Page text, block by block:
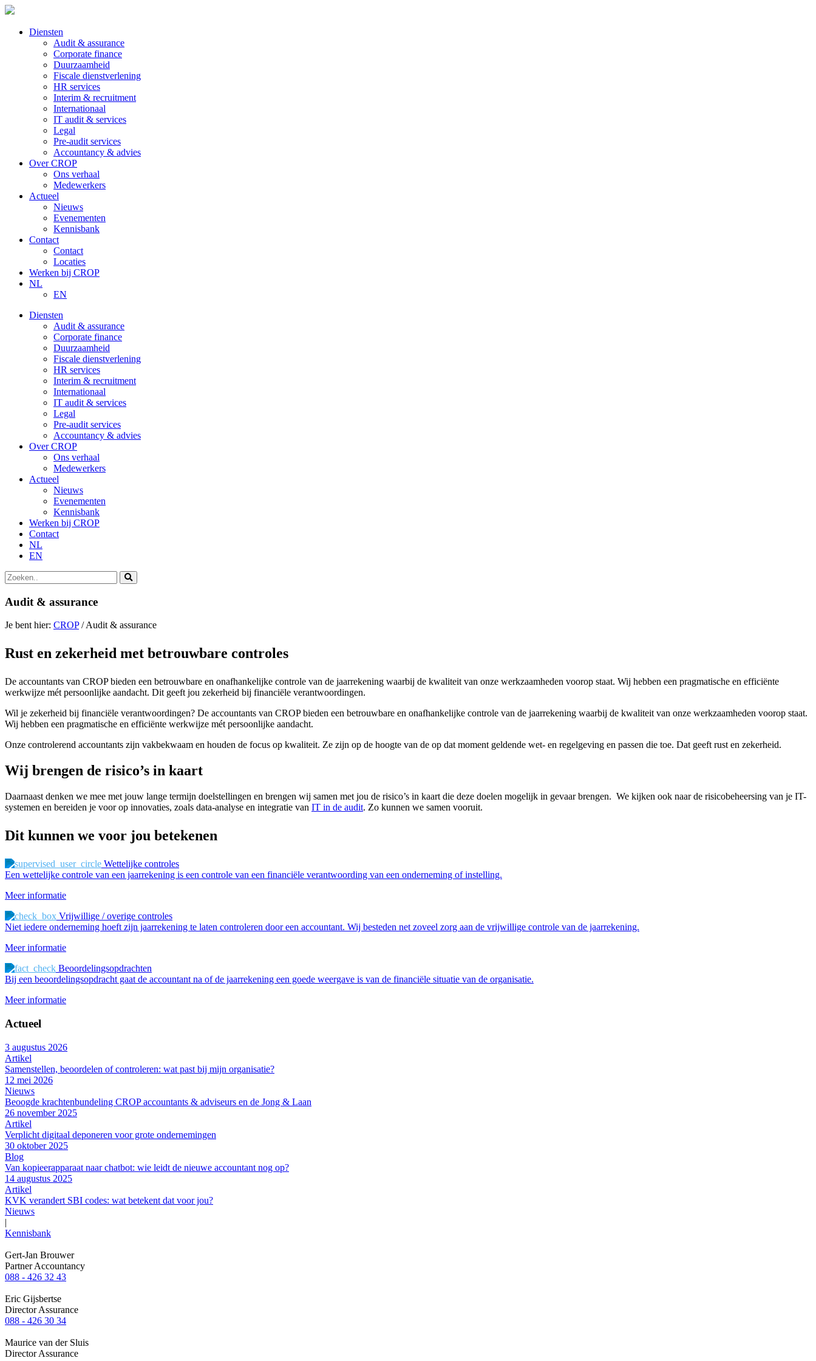
Diensten
Audit & assurance
Corporate finance
Duurzaamheid
Fiscale dienstverlening
HR services
Interim & recruitment
Internationaal
IT audit & services
Legal
Pre-audit services
Accountancy & advies
Over CROP
Ons verhaal
Medewerkers
Actueel
Nieuws
Evenementen
Kennisbank
Contact
Contact
Locaties
Werken bij CROP
NL
EN
Diensten
Audit & assurance
Corporate finance
Duurzaamheid
Fiscale dienstverlening
HR services
Interim & recruitment
Internationaal
IT audit & services
Legal
Pre-audit services
Accountancy & advies
Over CROP
Ons verhaal
Medewerkers
Actueel
Nieuws
Evenementen
Kennisbank
Werken bij CROP
Contact
NL
EN
Zoek
naar:
Audit & assurance
Je bent hier: CROP/Audit & assurance
Rust en zekerheid met betrouwbare controles
De accountants van CROP bieden een betrouwbare en onafhankelijke controle van de jaarrekening waarbij de kwaliteit van onze werkzaamheden voorop staat. Wij hebben een pragmatische en efficiënte
werkwijze mét persoonlijke aandacht. Dit geeft jou zekerheid bij financiële verantwoordingen.
Wil je zekerheid bij financiële verantwoordingen? De accountants van CROP bieden een betrouwbare en onafhankelijke controle van de jaarrekening waarbij de kwaliteit van onze werkzaamheden voorop staat.
Wij hebben een pragmatische en efficiënte werkwijze mét persoonlijke aandacht.
Onze controlerend accountants zijn vakbekwaam en houden de focus op kwaliteit. Ze zijn op de hoogte van de op dat moment geldende wet- en regelgeving en passen die toe. Dat geeft rust en zekerheid.
Wij brengen de risico’s in kaart
Daarnaast denken we mee met jouw lange termijn doelstellingen en brengen wij samen met jou de risico’s in kaart die deze doelen mogelijk in gevaar brengen. We kijken ook naar de risicobeheersing van je IT-
systemen en bereiden je voor op innovaties, zoals data-analyse en integratie van IT in de audit. Zo kunnen we samen vooruit.
Dit kunnen we voor jou betekenen
Wettelijke controles
Een wettelijke controle van een jaarrekening is een controle van een financiële verantwoording van een onderneming of instelling.
Meer informatie
Vrijwillige / overige controles
Niet iedere onderneming hoeft zijn jaarrekening te laten controleren door een accountant. Wij besteden net zoveel zorg aan de vrijwillige controle van de jaarrekening.
Meer informatie
Beoordelingsopdrachten
Bij een beoordelingsopdracht gaat de accountant na of de jaarrekening een goede weergave is van de financiële situatie van de organisatie.
Meer informatie
Actueel
3 augustus 2026
Artikel
Samenstellen, beoordelen of controleren: wat past bij mijn organisatie?
12 mei 2026
Nieuws
Beoogde krachtenbundeling CROP accountants & adviseurs en de Jong & Laan
26 november 2025
Artikel
Verplicht digitaal deponeren voor grote ondernemingen
30 oktober 2025
Blog
Van kopieerapparaat naar chatbot: wie leidt de nieuwe accountant nog op?
14 augustus 2025
Artikel
KVK verandert SBI codes: wat betekent dat voor jou?
Nieuws
|
Kennisbank
Gert-Jan Brouwer
Partner Accountancy
088 - 426 32 43
Eric Gijsbertse
Director Assurance
088 - 426 30 34
Maurice van der Sluis
Director Assurance